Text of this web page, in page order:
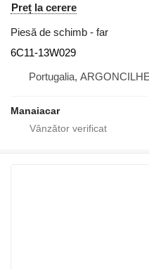
Preț la cerere
Piesă de schimb - far
6C11-13W029
Portugalia, ARGONCILHE
Manaiacar